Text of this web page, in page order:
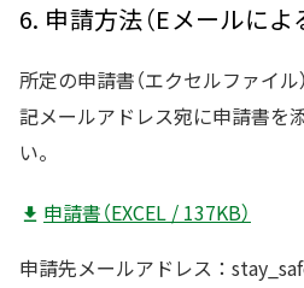
6. 申請方法（Eメールによ
所定の申請書（エクセルファイ
記メールアドレス宛に申請書を
い。
申請書（EXCEL / 137KB）
申請先メールアドレス：